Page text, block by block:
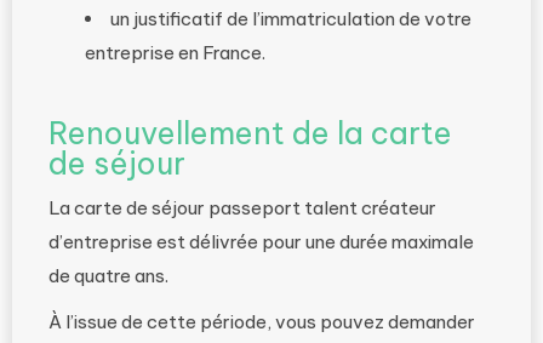
un justificatif de l’immatriculation de votre
entreprise en France.
Renouvellement de la carte
de séjour
La carte de séjour passeport talent créateur
d’entreprise est délivrée pour une durée maximale
de quatre ans.
À l’issue de cette période, vous pouvez demander